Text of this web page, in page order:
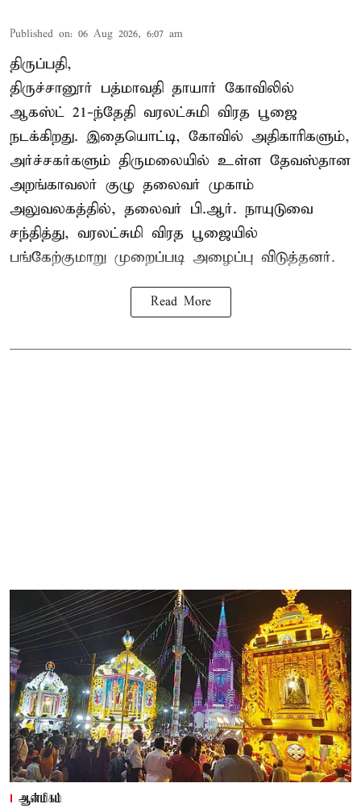
Published on: 06 Aug 2026, 6:07 am
திருப்பதி,
திருச்சானூர் பத்மாவதி தாயார் கோவிலில்
ஆகஸ்ட் 21-ந்தேதி வரலட்சுமி விரத பூஜை
நடக்கிறது. இதையொட்டி, கோவில் அதிகாரிகளும்,
அர்ச்சகர்களும் திருமலையில் உள்ள தேவஸ்தான
அறங்காவலர் குழு தலைவர் முகாம்
அலுவலகத்தில், தலைவர் பி.ஆர். நாயுடுவை
சந்தித்து, வரலட்சுமி விரத பூஜையில்
பங்கேற்குமாறு முறைப்படி அழைப்பு விடுத்தனர்.
Read More
ஆன்மிகம்